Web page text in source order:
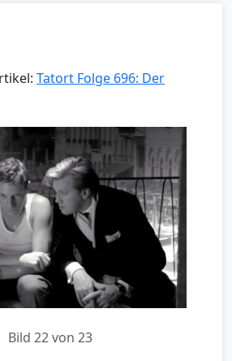
Tatort Folge 696: Der
Bild 22 von 23